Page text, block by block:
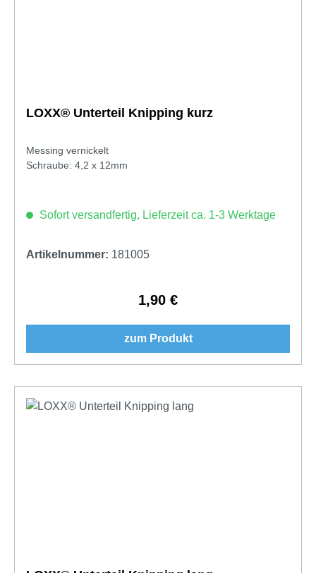
LOXX® Unterteil Knipping kurz
Messing vernickelt
Schraube: 4,2 x 12mm
Sofort versandfertig, Lieferzeit ca. 1-3 Werktage
Artikelnummer: 181005
Regulärer Preis:
1,90 €
zum Produkt